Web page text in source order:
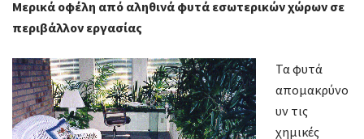
Μερικά οφέλη από αληθινά φυτά εσωτερικών χώρων σε
περιβάλλον εργασίας
Τα φυτά
απομακρύνο
υν τις
χημικές